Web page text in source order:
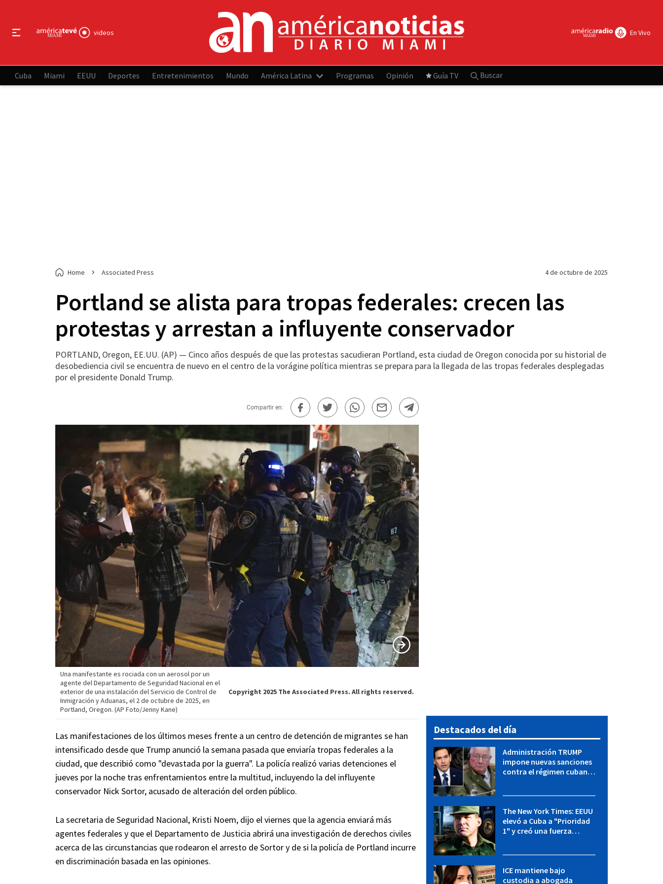
videos En Vivo
Cuba Miami EEUU Deportes Entretenimientos Mundo América Latina Programas Opinión Guía TV Buscar
Home Associated Press 4 de octubre de 2025
Portland se alista para tropas federales: crecen las
protestas y arrestan a influyente conservador
PORTLAND, Oregon, EE.UU. (AP) — Cinco años después de que las protestas sacudieran Portland, esta ciudad de Oregon conocida por su historial de
desobediencia civil se encuentra de nuevo en el centro de la vorágine política mientras se prepara para la llegada de las tropas federales desplegadas
por el presidente Donald Trump.
Compartir en:
Una manifestante es rociada con un aerosol por un
agente del Departamento de Seguridad Nacional en el
exterior de una instalación del Servicio de Control de
Inmigración y Aduanas, el 2 de octubre de 2025, en
Portland, Oregon. (AP Foto/Jenny Kane)
Copyright 2025 The Associated Press. All rights reserved.
Las manifestaciones de los últimos meses frente a un centro de detención de migrantes se han
intensificado desde que Trump anunció la semana pasada que enviaría tropas federales a la
ciudad, que describió como "devastada por la guerra". La policía realizó varias detenciones el
jueves por la noche tras enfrentamientos entre la multitud, incluyendo la del influyente
conservador Nick Sortor, acusado de alteración del orden público.
La secretaria de Seguridad Nacional, Kristi Noem, dijo el viernes que la agencia enviará más
agentes federales y que el Departamento de Justicia abrirá una investigación de derechos civiles
acerca de las circunstancias que rodearon el arresto de Sortor y de si la policía de Portland incurre
en discriminación basada en las opiniones.
Destacados del día
Administración TRUMP
impone nuevas sanciones
contra el régimen cubano:
The New York Times: EEUU
elevó a Cuba a "Prioridad
1" y creó una fuerza
ICE mantiene bajo
custodia a abogada